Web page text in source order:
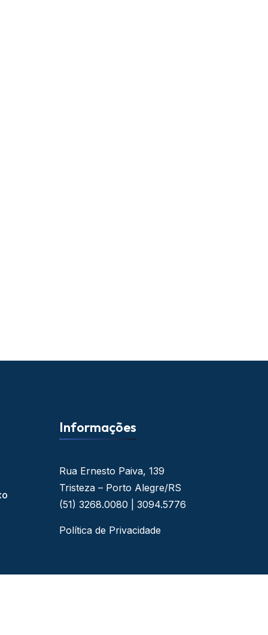
Informações
Rua Ernesto Paiva, 139
Tristeza – Porto Alegre/RS
(51) 3268.0080 | 3094.5776
Política de Privacidade